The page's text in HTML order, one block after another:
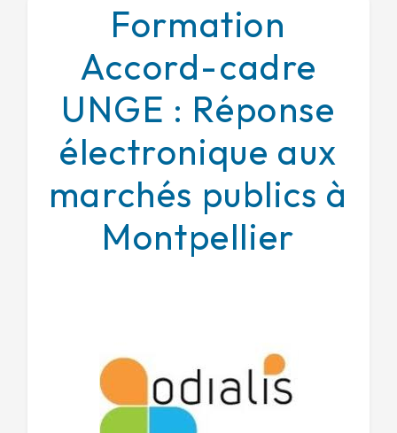
Formation
Accord-cadre
UNGE : Réponse
électronique aux
marchés publics à
Montpellier